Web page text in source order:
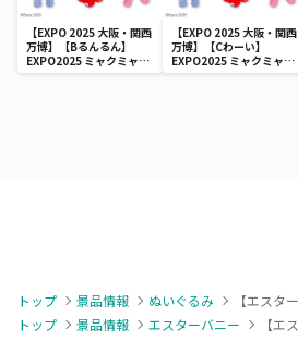
【EXPO 2025 大阪・関西
万博】【Bるんるん】
EXPO2025 ミャクミャク
カラフルゴム紐付きぬい
【EXPO 2025 大阪・関西
万博】【Cわーい】
EXPO2025 ミャクミャク
カラフルゴム紐付きぬい
トップ 景品情報 ぬいぐるみ
トップ
景品情報 エスターバニー